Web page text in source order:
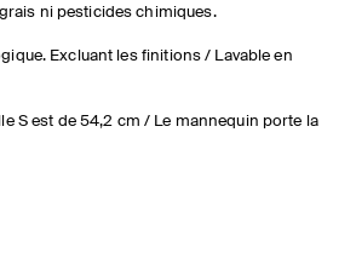
ni pesticides chimiques.
Excluant les finitions / Lavable en
S est de 54,2 cm / Le mannequin porte la